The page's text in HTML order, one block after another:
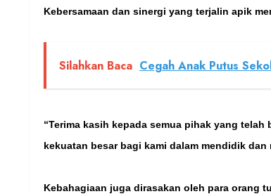
Kebersamaan dan sinergi yang terjalin apik
Silahkan Baca Cegah Anak Putus
“Terima kasih kepada semua pihak yang
kekuatan besar bagi kami dalam mendidik
Kebahagiaan juga dirasakan oleh para orang